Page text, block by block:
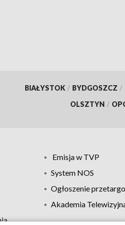
BIAŁYSTOK / BYDGOSZCZ /
OLSZTYN /
Emisja w TVP
System NOS
Ogłoszenie
Akademia